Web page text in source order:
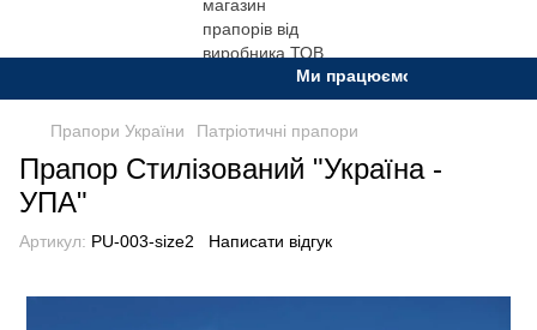
Ми працюємо. Все буде
Прапори України Патріотичні прапори
Прапор Стилізований "Україна -
УПА"
Артикул: PU-003-size2 Написати відгук